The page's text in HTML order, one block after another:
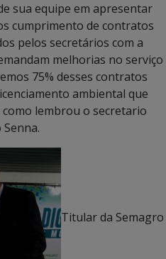
sua equipe em apresentar
cumprimento de contratos
pelos secretários com a
melhorias no serviço
75% desses contratos
ambiental que
lembrou o secretario
Titular da Semagro